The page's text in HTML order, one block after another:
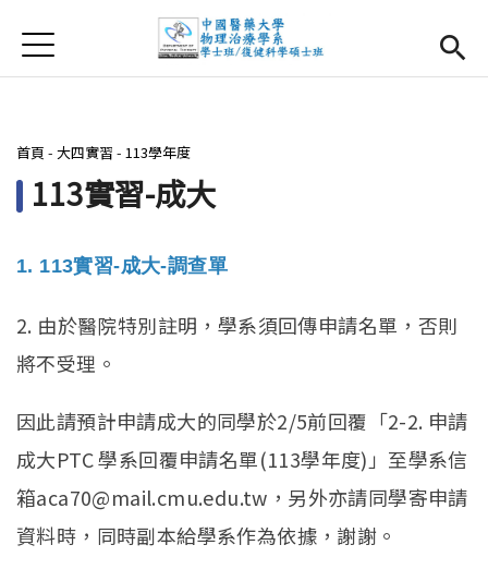
首頁
首頁
系所簡介
Open
大四實習
活動集錦
招生訊息(link is external)
Open
高中生專區
Jump to Navigation
Jump to Main content
您在這裡
首頁 - 大四實習 - 113學年度
113實習-成大
1. 113實習-成大-調查單
2. 由於醫院特別註明，學系須回傳申請名單，否則
將不受理。
因此請預計申請成大的同學於2/5前回覆「2-2. 申請
成大PTC 學系回覆申請名單(113學年度)」至學系信
箱aca70@mail.cmu.edu.tw，另外亦請同學寄申請
資料時，同時副本給學系作為依據，謝謝。